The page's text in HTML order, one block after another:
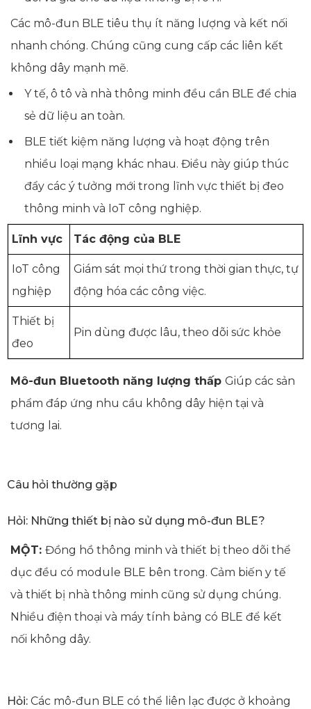
Các mô-đun BLE tiêu thụ ít năng lượng và kết nối
nhanh chóng. Chúng cũng cung cấp các liên kết
không dây mạnh mẽ.
Y tế, ô tô và nhà thông minh đều cần BLE để chia
sẻ dữ liệu an toàn.
BLE tiết kiệm năng lượng và hoạt động trên
nhiều loại mạng khác nhau. Điều này giúp thúc
đẩy các ý tưởng mới trong lĩnh vực thiết bị đeo
thông minh và IoT công nghiệp.
Lĩnh vực Tác động của BLE
IoT công
nghiệp
Giám sát mọi thứ trong thời gian thực, tự
động hóa các công việc.
Thiết bị
đeo
Pin dùng được lâu, theo dõi sức khỏe
Mô-đun Bluetooth năng lượng thấp Giúp các sản
phẩm đáp ứng nhu cầu không dây hiện tại và
tương lai.
Câu hỏi thường gặp
Hỏi: Những thiết bị nào sử dụng mô-đun BLE?
MỘT: Đồng hồ thông minh và thiết bị theo dõi thể
dục đều có module BLE bên trong. Cảm biến y tế
và thiết bị nhà thông minh cũng sử dụng chúng.
Nhiều điện thoại và máy tính bảng có BLE để kết
nối không dây.
Hỏi: Các mô-đun BLE có thể liên lạc được ở khoảng